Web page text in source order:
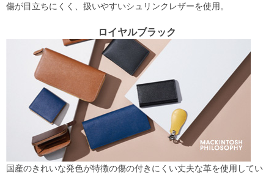
傷が目立ちにくく、扱いやすいシュリンクレザーを使用。
ロイヤルブラック
国産のきれいな発色が特徴の傷の付きにくい丈夫な革を使用してい